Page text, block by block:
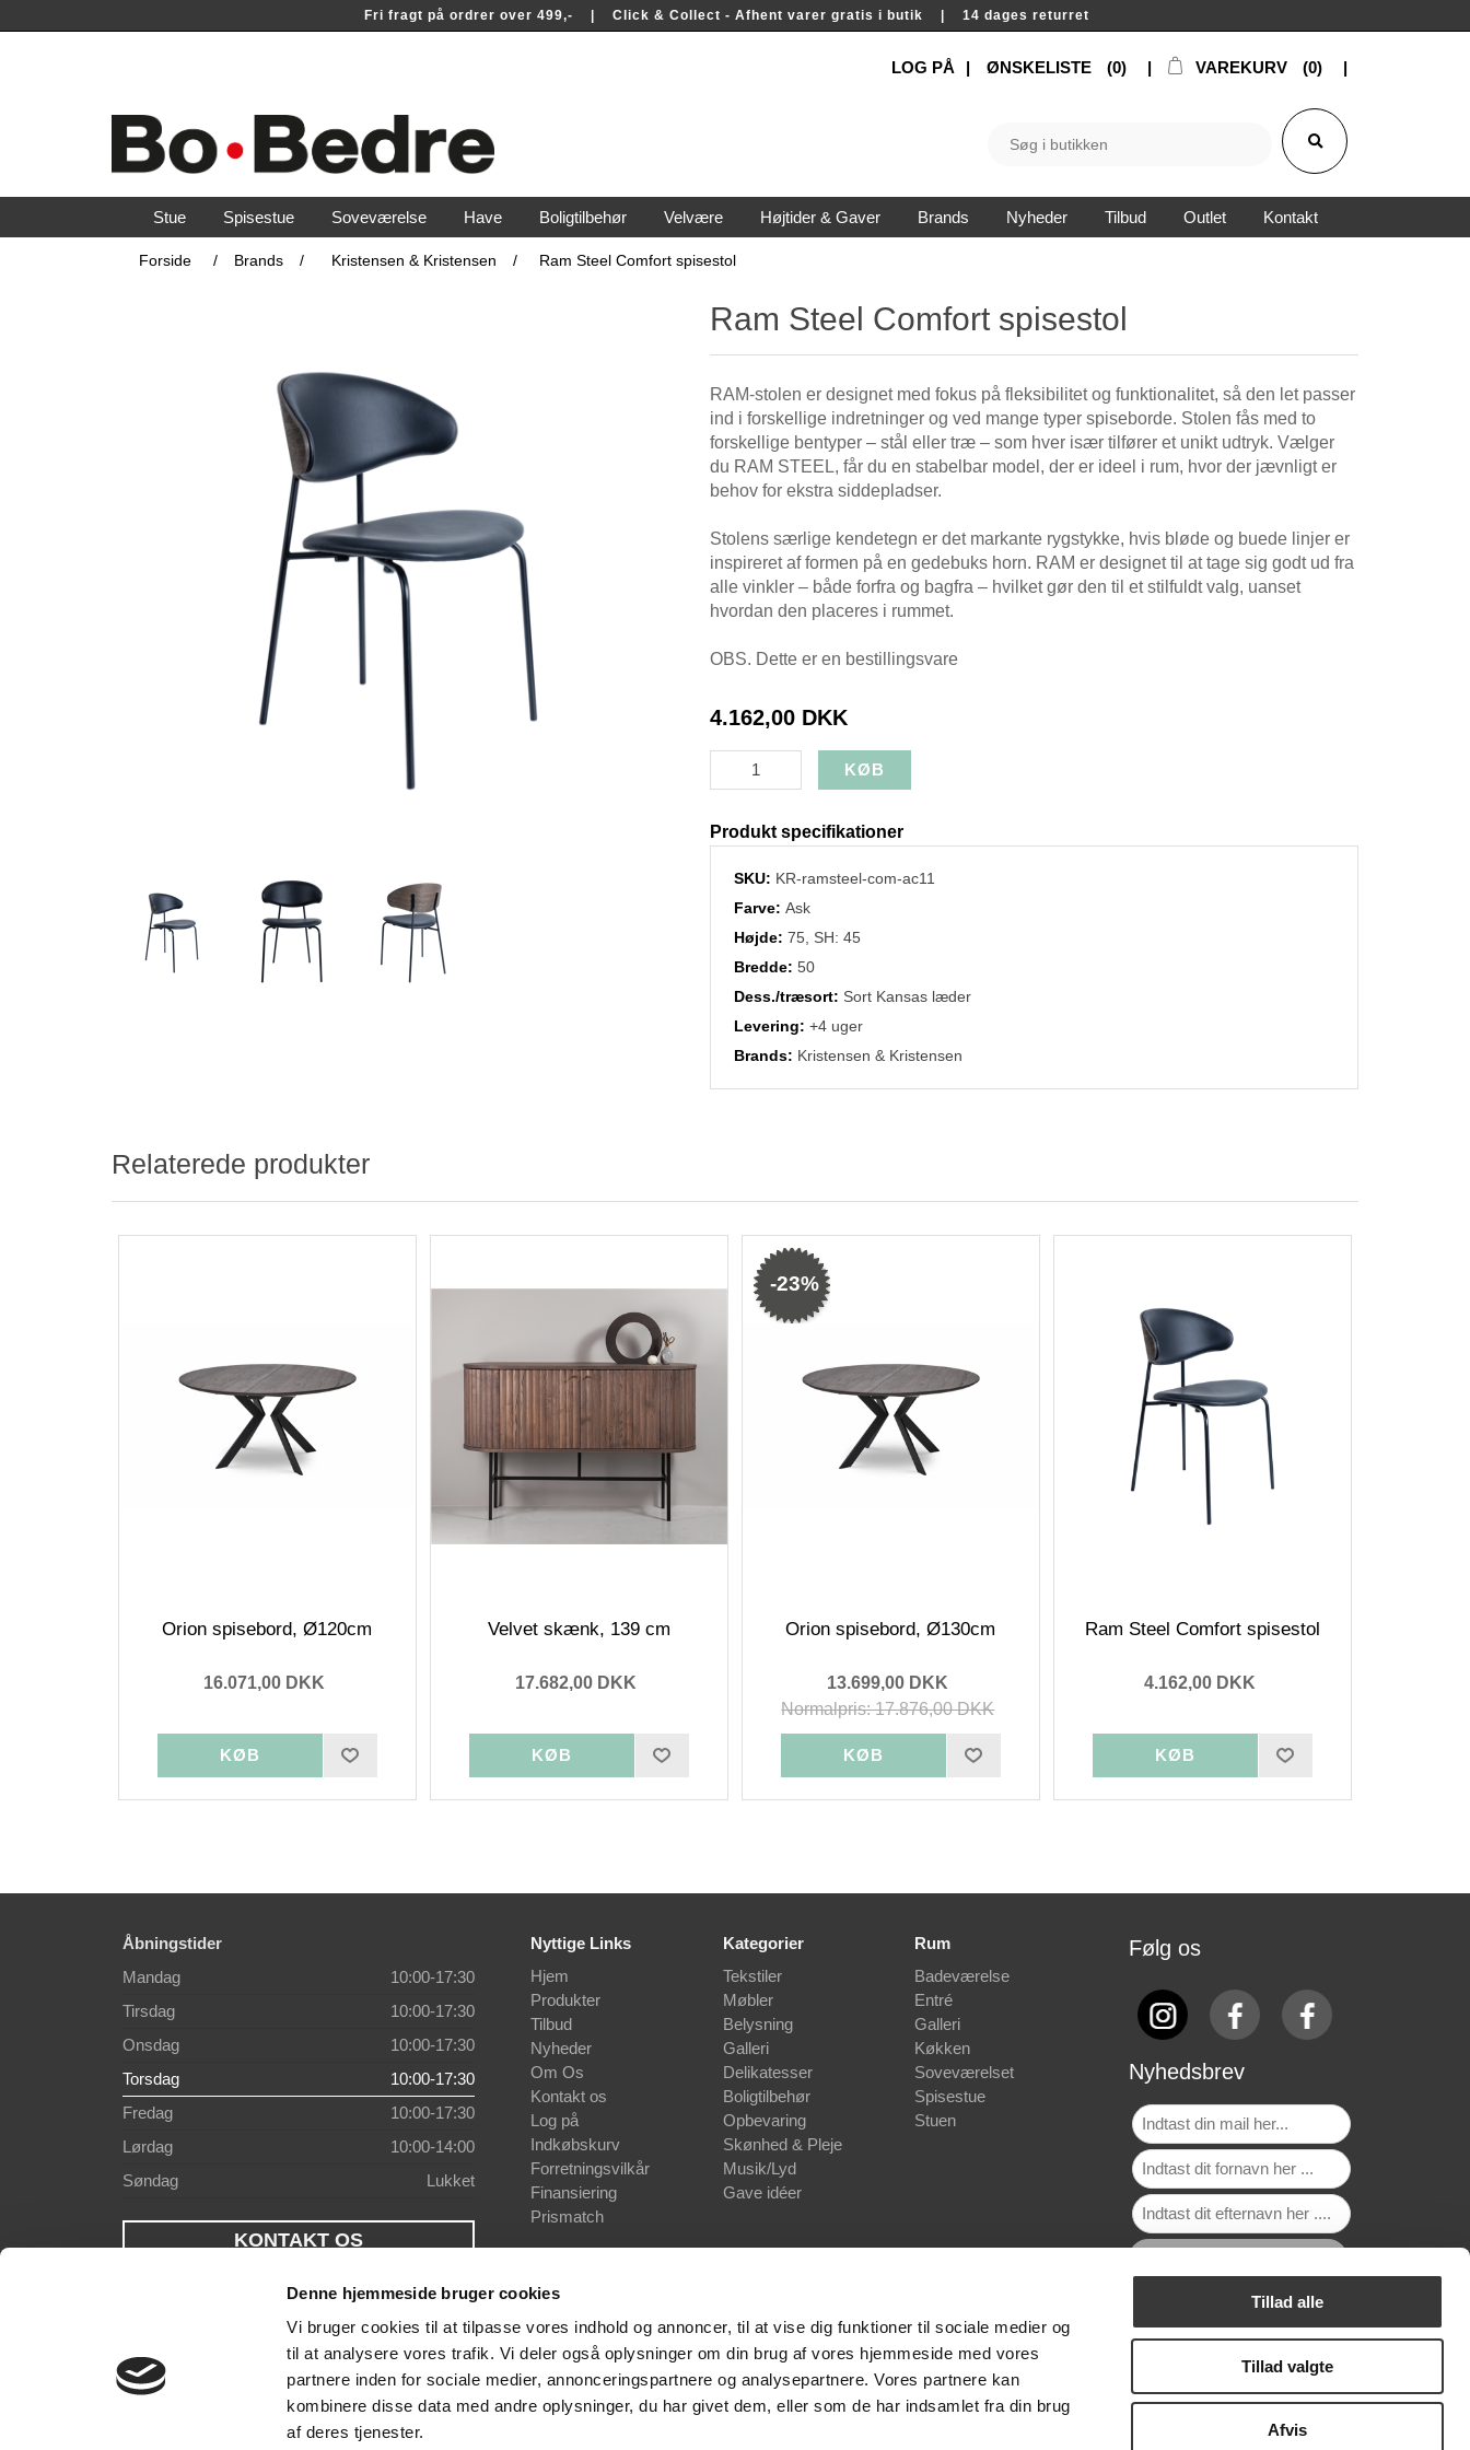
Denne hjemmeside bruger cookies
Vi bruger cookies til at tilpasse vores indhold og annoncer, til at vise dig funktioner til sociale medier og
til at analysere vores trafik. Vi deler også oplysninger om din brug af vores hjemmeside med vores
partnere inden for sociale medier, annonceringspartnere og analysepartnere. Vores partnere kan
kombinere disse data med andre oplysninger, du har givet dem, eller som de har indsamlet fra din brug
af deres tjenester.
Tillad alle
Tillad valgte
Afvis
Fri fragt på ordrer over 499,- | Click & Collect - Afhent varer gratis i butik | 14 dages returret
LOG PÅ ØNSKELISTE (0) VAREKURV (0)
Stue Spisestue Soveværelse Have Boligtilbehør Velvære Højtider & Gaver Brands Nyheder Tilbud Outlet Kontakt
Forside / Brands / Kristensen & Kristensen / Ram Steel Comfort spisestol
Ram Steel Comfort spisestol
RAM-stolen er designet med fokus på fleksibilitet og funktionalitet, så den let passer
ind i forskellige indretninger og ved mange typer spiseborde. Stolen fås med to
forskellige bentyper – stål eller træ – som hver især tilfører et unikt udtryk. Vælger
du RAM STEEL, får du en stabelbar model, der er ideel i rum, hvor der jævnligt er
behov for ekstra siddepladser.
Stolens særlige kendetegn er det markante rygstykke, hvis bløde og buede linjer er
inspireret af formen på en gedebuks horn. RAM er designet til at tage sig godt ud fra
alle vinkler – både forfra og bagfra – hvilket gør den til et stilfuldt valg, uanset
hvordan den placeres i rummet.
OBS. Dette er en bestillingsvare
4.162,00 DKK
Produkt specifikationer
SKU: KR-ramsteel-com-ac11
Farve:Ask
Højde:75, SH: 45
Bredde:50
Dess./træsort: Sort Kansas læder
Levering:+4 uger
Brands: Kristensen & Kristensen
Relaterede produkter
Orion spisebord, Ø120cm
16.071,00 DKK
Velvet skænk, 139 cm
17.682,00 DKK
-23%
Orion spisebord, Ø130cm
13.699,00 DKK
Normalpris: 17.876,00 DKK
Ram Steel Comfort spisestol
4.162,00 DKK
Åbningstider
Mandag
10:00-17:30
Tirsdag
10:00-17:30
Onsdag
10:00-17:30
Torsdag
10:00-17:30
Fredag
10:00-17:30
Lørdag
10:00-14:00
Søndag
Lukket
KONTAKT OS
Nyttige Links
Hjem
Produkter
Tilbud
Nyheder
Om Os
Kontakt os
Log på
Indkøbskurv
Forretningsvilkår
Finansiering
Prismatch
Kategorier
Tekstiler
Møbler
Belysning
Galleri
Delikatesser
Boligtilbehør
Opbevaring
Skønhed & Pleje
Musik/Lyd
Gave idéer
Rum
Badeværelse
Entré
Galleri
Køkken
Soveværelset
Spisestue
Stuen
Følg os
Nyhedsbrev